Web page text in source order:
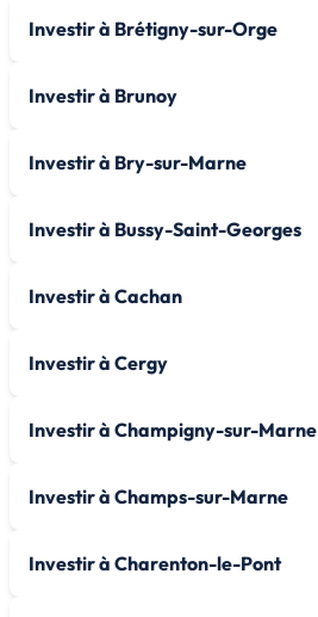
Investir à Brétigny-sur-Orge
Investir à Brunoy
Investir à Bry-sur-Marne
Investir à Bussy-Saint-Georges
Investir à Cachan
Investir à Cergy
Investir à Champigny-sur-Marne
Investir à Champs-sur-Marne
Investir à Charenton-le-Pont